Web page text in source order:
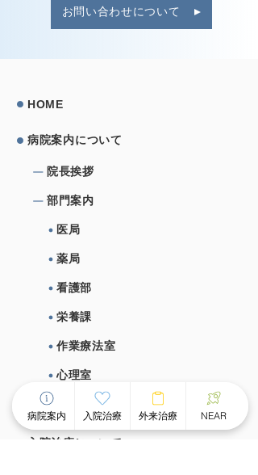
お問い合わせについて
HOME
病院案内について
院⻑挨拶
部⾨案内
医局
薬局
看護部
栄養課
作業療法室
心理室
施設概要、施設基準
⼊院治療について
病院案内 入院治療 外来治療 NEAR